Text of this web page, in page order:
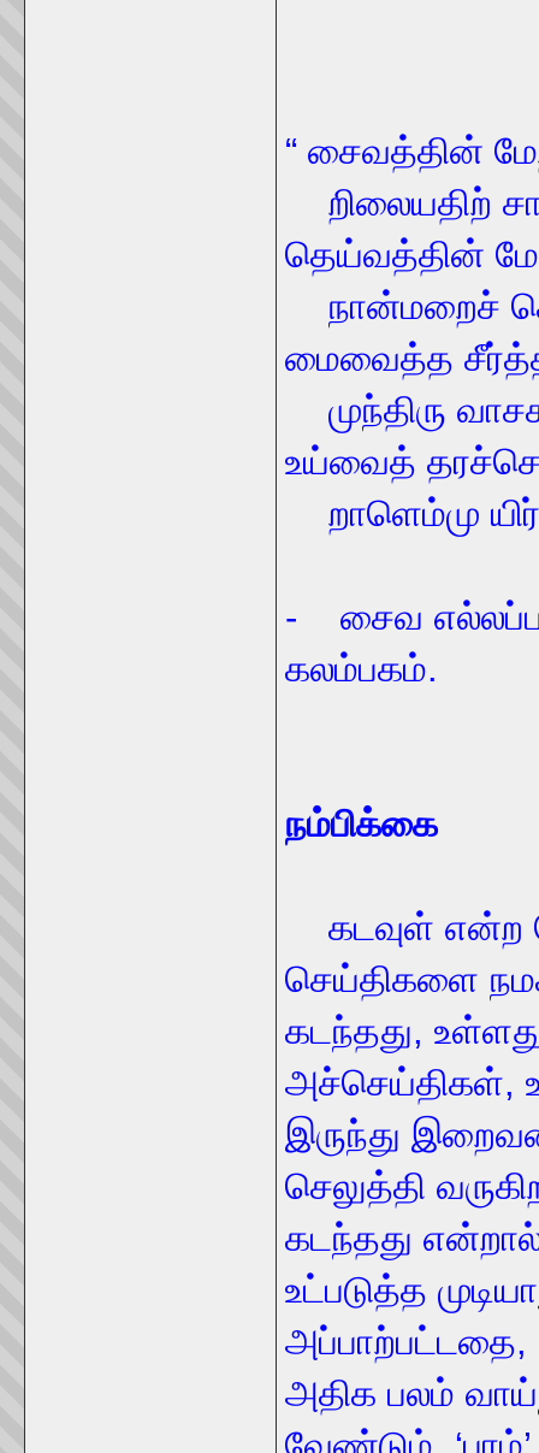
“ சைவத்தின்
றிலையதிற்
தெய்வத்தின்
நான்மறைச்
மைவைத்த
முந்திரு
உய்வைத்
றாளெம்மு
- சைவ எல்லப்ப
கலம்பகம்.
நம்பிக்கை
கடவுள் என்ற
செய்திகளை
கடந்தது,
அச்செய்திகள்,
இருந்து
செலுத்தி
கடந்தது
உட்படுத்த
அப்பாற்பட்டதை,
அதிக பலம்